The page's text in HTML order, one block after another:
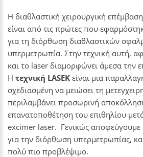
Η διαθλαστική χειρουργική
είναι από τις πρώτες που
για τη διόρθωση διαθλαστικών
υπερμετρωπία. Στην τεχνική αυτή,
και το laser διαμορφώνει άμεσα την
Η τεχνική LASEK είναι μια
σχεδιασμένη να μειώσει τη
περιλαμβάνει προσωρινή
επανατοποθέτηση του επιθηλίου
excimer laser. Γενικώς αποφεύγουμε
για την διόρθωση υπερμετρωπίας,
πολύ πιο προβλέψιμο.